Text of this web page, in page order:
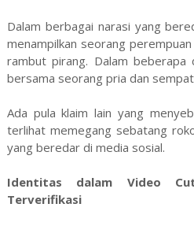
Dalam berbagai narasi yang
menampilkan seorang
rambut pirang. Dalam
bersama seorang pria dan
Ada pula klaim lain yang
terlihat memegang sebatang
yang beredar di media sosial.
Identitas dalam Video
Terverifikasi